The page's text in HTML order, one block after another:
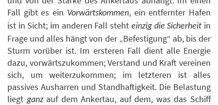
Fall gibt es ein Vorwärtskommen, ein entfernter Hafen
ist in Sicht; im anderen Fall steht einzig die Sicherheit in
Frage und alles hängt von der „Befestigung“ ab, bis der
Sturm vorüber ist. Im ersteren Fall dient alle Energie
dazu, vorwärtszukommen; Verstand und Kraft vereinen
sich, um weiterzukommen; im letzteren ist alles
passives Ausharren und Standhaftigkeit. Die Belastung
liegt ganz auf dem Ankertau, auf dem, was das Schiff